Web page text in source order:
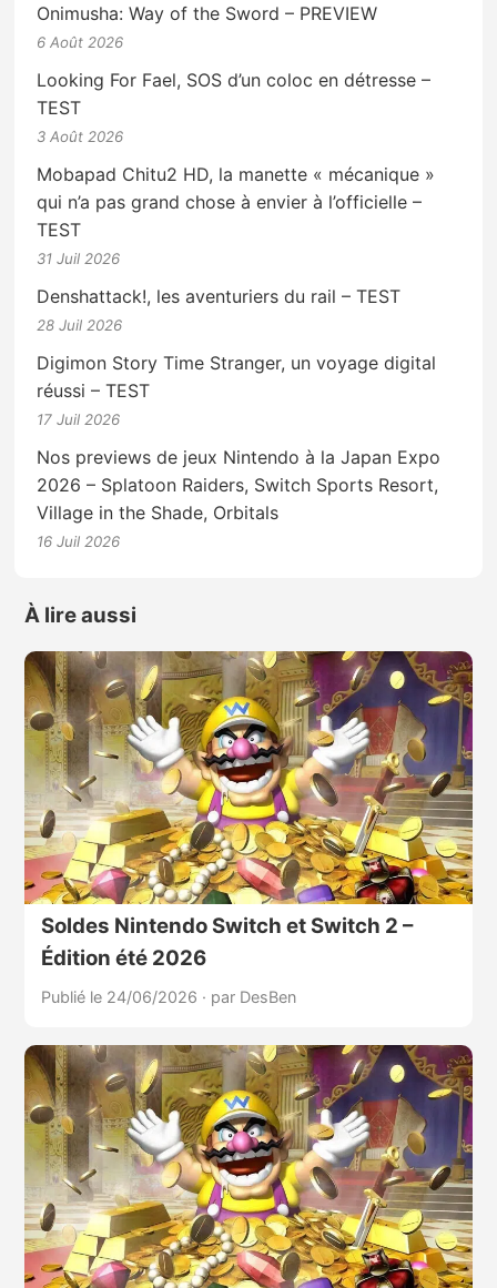
Onimusha: Way of the Sword – PREVIEW
6 Août 2026
Looking For Fael, SOS d’un coloc en détresse –
TEST
3 Août 2026
Mobapad Chitu2 HD, la manette « mécanique »
qui n’a pas grand chose à envier à l’officielle –
TEST
31 Juil 2026
Denshattack!, les aventuriers du rail – TEST
28 Juil 2026
Digimon Story Time Stranger, un voyage digital
réussi – TEST
17 Juil 2026
Nos previews de jeux Nintendo à la Japan Expo
2026 – Splatoon Raiders, Switch Sports Resort,
Village in the Shade, Orbitals
16 Juil 2026
À lire aussi
Soldes Nintendo Switch et Switch 2 –
Édition été 2026
Publié le 24/06/2026 · par DesBen